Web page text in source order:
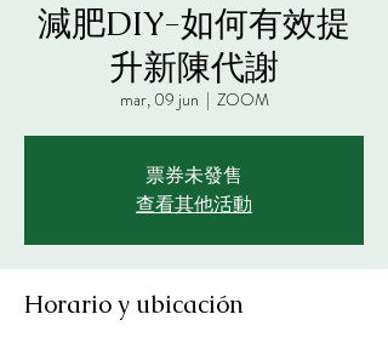
減肥DIY-如何有效提
升新陳代謝
mar, 09 jun
  |
ZOOM
票券未發售
查看其他活動
Horario y ubicación